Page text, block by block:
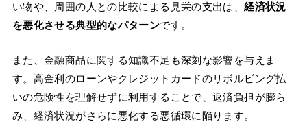
い物や、周囲の人との比較による見栄の支出は、経済状況
を悪化させる典型的なパターンです。
また、金融商品に関する知識不足も深刻な影響を与えま
す。高金利のローンやクレジットカードのリボルビング払
いの危険性を理解せずに利用することで、返済負担が膨ら
み、経済状況がさらに悪化する悪循環に陥ります。